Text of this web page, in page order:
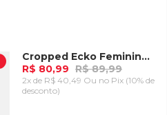
-10%
Cropped Ecko Feminina Aspas Rosa
R$ 80,99 R$ 89,99
2x de R$ 40,49 Ou no Pix (10% de
desconto)